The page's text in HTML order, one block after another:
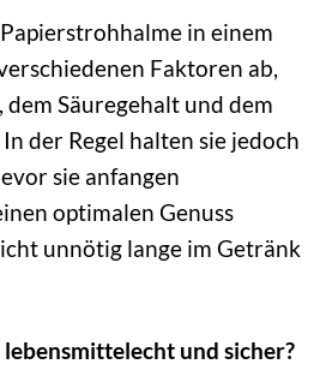
in einem
Faktoren ab,
Säuregehalt und dem
der Regel halten sie jedoch
sie anfangen
optimalen Genuss
unnötig lange im Getränk
und sicher?